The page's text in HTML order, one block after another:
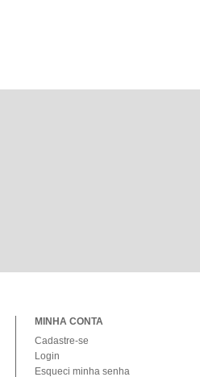
MINHA CONTA
Cadastre-se
Login
Esqueci minha senha